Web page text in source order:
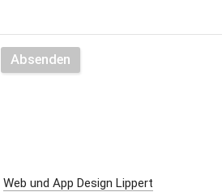
Absenden
Web und App Design Lippert